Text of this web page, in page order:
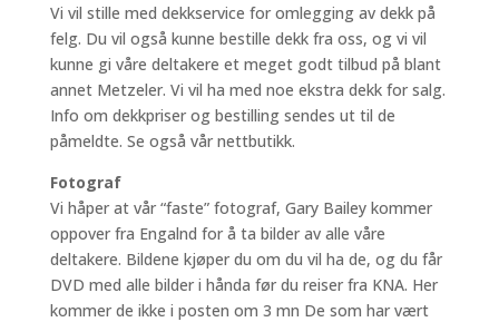
Vi vil stille med dekkservice for omlegging av dekk på
felg. Du vil også kunne bestille dekk fra oss, og vi vil
kunne gi våre deltakere et meget godt tilbud på blant
annet Metzeler. Vi vil ha med noe ekstra dekk for salg.
Info om dekkpriser og bestilling sendes ut til de
påmeldte. Se også vår nettbutikk.
Fotograf
Vi håper at vår “faste” fotograf, Gary Bailey kommer
oppover fra Engalnd for å ta bilder av alle våre
deltakere. Bildene kjøper du om du vil ha de, og du får
DVD med alle bilder i hånda før du reiser fra KNA. Her
kommer de ikke i posten om 3 mn De som har vært